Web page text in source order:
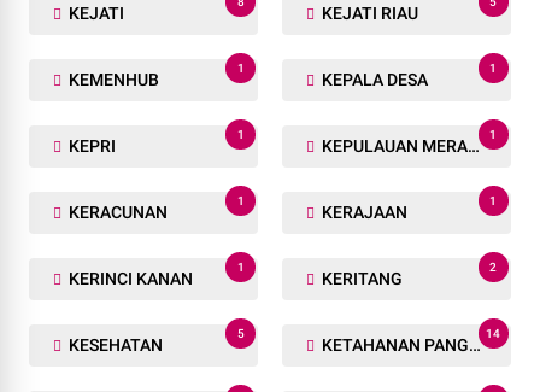
KEJATI KEJATI RIAU
KEMENHUB
1
KEPALA DESA
1
KEPRI
1
KEPULAUAN MERANTI
1
KERACUNAN
1
KERAJAAN
1
KERINCI KANAN
1
KERITANG
2
KESEHATAN
5
KETAHANAN PANGAN
14